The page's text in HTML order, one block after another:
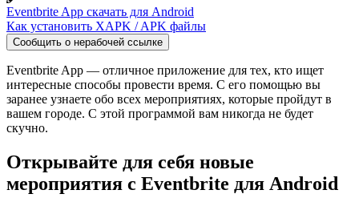
Eventbrite App скачать для Android
Как установить XAPK / APK файлы
Сообщить о нерабочей ссылке
Eventbrite App — отличное приложение для тех, кто ищет
интересные способы провести время. С его помощью вы
заранее узнаете обо всех мероприятиях, которые пройдут в
вашем городе. С этой программой вам никогда не будет
скучно.
Открывайте для себя новые
мероприятия с Eventbrite для Android